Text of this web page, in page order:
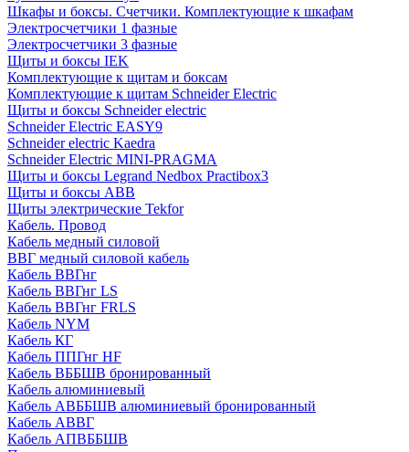
Шкафы и боксы. Счетчики. Комплектующие к шкафам
Электросчетчики 1 фазные
Электросчетчики 3 фазные
Щиты и боксы IEK
Комплектующие к щитам и боксам
Комплектующие к щитам Schneider Electric
Щиты и боксы Schneider electric
Schneider Electric EASY9
Schneider electric Kaedra
Schneider Electric MINI-PRAGMA
Щиты и боксы Legrand Nedbox Practibox3
Щиты и боксы ABB
Щиты электрические Tekfor
Кабель. Провод
Кабель медный силовой
ВВГ медный силовой кабель
Кабель ВВГнг
Кабель ВВГнг LS
Кабель ВВГнг FRLS
Кабель NYM
Кабель КГ
Кабель ППГнг HF
Кабель ВББШВ бронированный
Кабель алюминиевый
Кабель АВББШВ алюминиевый бронированный
Кабель АВВГ
Кабель АПВББШВ